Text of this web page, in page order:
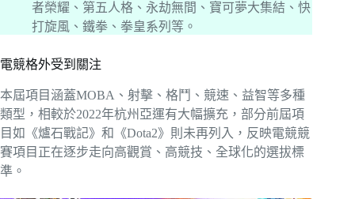
者榮耀、第五人格、永劫無間、寶可夢大集結、快
打旋風、鐵拳、拳皇系列等。
電競格外受到關注
本屆項目涵蓋MOBA、射擊、格鬥、競速、益智等多種
類型，相較於2022年杭州亞運有大幅擴充，部分前屆項
目如《爐石戰記》和《Dota2》則未再列入，反映電競競
賽項目正在逐步走向高觀賞、高競技、全球化的選拔標
準。